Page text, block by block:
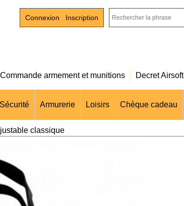
Connexion Inscription
Commande armement et munitions Decret Airsoft
Sécurité Armurerie Loisirs Chèque cadeau
classique